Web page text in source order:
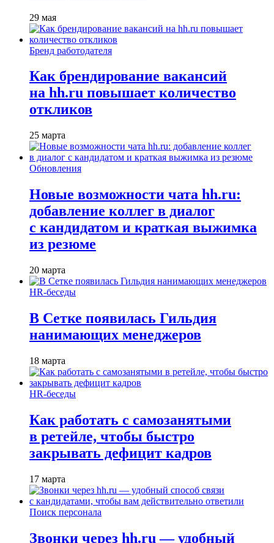
29 мая
Бренд работодателя
Как брендирование вакансий
на hh.ru повышает количество
откликов
25 марта
Обновления
Новые возможности чата hh.ru:
добавление коллег в диалог
с кандидатом и краткая выжимка
из резюме
20 марта
HR-беседы
В Сетке появилась Гильдия
нанимающих менеджеров
18 марта
HR-беседы
Как работать с самозанятыми
в ретейле, чтобы быстро
закрывать дефицит кадров
17 марта
Поиск персонала
Звонки через hh.ru — удобный